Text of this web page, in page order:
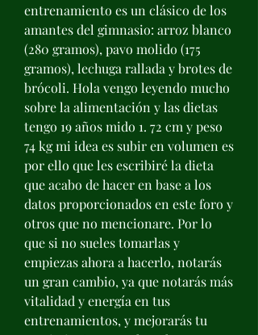
entrenamiento es un clásico de los
amantes del gimnasio: arroz blanco
(280 gramos), pavo molido (175
gramos), lechuga rallada y brotes de
brócoli. Hola vengo leyendo mucho
sobre la alimentación y las dietas
tengo 19 años mido 1. 72 cm y peso
74 kg mi idea es subir en volumen es
por ello que les escribiré la dieta
que acabo de hacer en base a los
datos proporcionados en este foro y
otros que no mencionare. Por lo
que si no sueles tomarlas y
empiezas ahora a hacerlo, notarás
un gran cambio, ya que notarás más
vitalidad y energía en tus
entrenamientos, y mejorarás tu